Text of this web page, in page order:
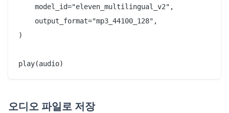
    model_id="eleven_multilingual_v2",
    output_format="mp3_44100_128",
)
오디오 파일로 저장